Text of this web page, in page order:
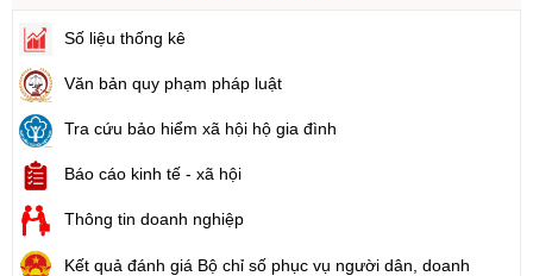
Số liệu thống kê
Văn bản quy phạm pháp luật
Tra cứu bảo hiểm xã hội hộ gia đình
Báo cáo kinh tế - xã hội
Thông tin doanh nghiệp
Kết quả đánh giá Bộ chỉ số phục vụ người dân, doanh